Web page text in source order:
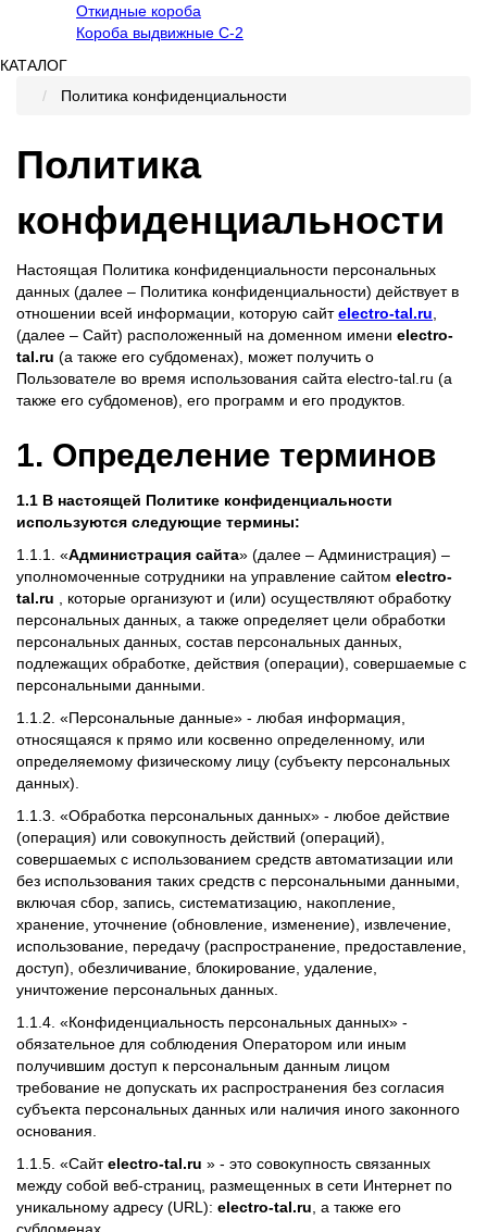
Откидные короба
Короба выдвижные С-2
КАТАЛОГ
Политика конфиденциальности
Политика
конфиденциальности
Настоящая Политика конфиденциальности персональных
данных (далее – Политика конфиденциальности) действует в
отношении всей информации, которую сайтelectro-tal.ru
(далее – Сайт) расположенный на доменном имени electro-
tal.ru (а также его субдоменах), может получить о
Пользователе во время использования сайта electro-tal.ru (а
также его субдоменов), его программ и его продуктов.
1. Определение терминов
1.1 В настоящей Политике конфиденциальности
используются следующие термины:
1.1.1. «Администрация сайта» (далее – Администрация) –
уполномоченные сотрудники на управление сайтом electro-
tal.ru
, которые организуют и (или) осуществляют обработку
персональных данных, а также определяет цели обработки
персональных данных, состав персональных данных,
подлежащих обработке, действия (операции), совершаемые с
персональными данными.
1.1.2. «Персональные данные» - любая информация,
относящаяся к прямо или косвенно определенному, или
определяемому физическому лицу (субъекту персональных
данных).
1.1.3. «Обработка персональных данных» - любое действие
(операция) или совокупность действий (операций),
совершаемых с использованием средств автоматизации или
без использования таких средств с персональными данными,
включая сбор, запись, систематизацию, накопление,
хранение, уточнение (обновление, изменение), извлечение,
использование, передачу (распространение, предоставление,
доступ), обезличивание, блокирование, удаление,
уничтожение персональных данных.
1.1.4. «Конфиденциальность персональных данных» -
обязательное для соблюдения Оператором или иным
получившим доступ к персональным данным лицом
требование не допускать их распространения без согласия
субъекта персональных данных или наличия иного законного
основания.
1.1.5. «Сайтelectro-tal.ru » - это совокупность связанных
между собой веб-страниц, размещенных в сети Интернет по
уникальному адресу (URL): electro-tal.ru , а также его